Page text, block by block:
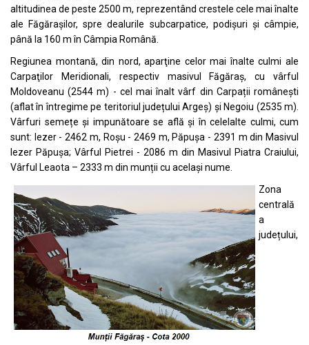
altitudinea de peste 2500 m, reprezentând crestele cele mai înalte
ale Făgărașilor, spre dealurile subcarpatice, podișuri și câmpie,
până la 160 m în Câmpia Română.
Regiunea montană, din nord, aparţine celor mai înalte culmi ale
Carpaţilor Meridionali, respectiv masivul Făgăraş, cu vârful
Moldoveanu (2544 m) - cel mai înalt vârf din Carpații românești
(aflat în întregime pe teritoriul județului Argeș) şi Negoiu (2535 m).
Vârfuri semețe și impunătoare se află și în celelalte culmi, cum
sunt: Iezer - 2462 m, Roșu - 2469 m, Păpușa - 2391 m din Masivul
Iezer Păpușa; Vârful Pietrei - 2086 m din Masivul Piatra Craiului,
Vârful Leaota – 2333 m din munții cu același nume.
Zona
centrală
a
județului,